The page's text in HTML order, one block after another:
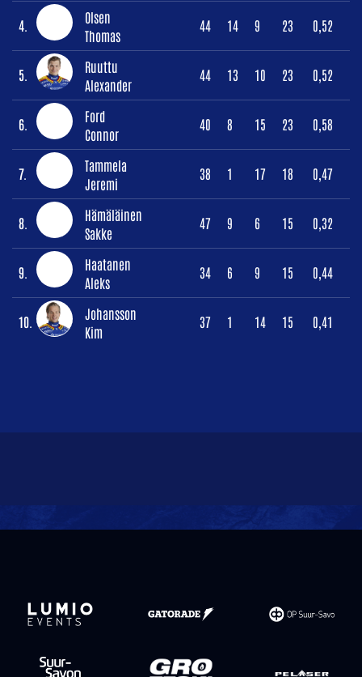
4.
Olsen
Thomas
44 14 9 23 0,52
5.
Ruuttu
Alexander
44 13 10 23 0,52
6.
Ford
Connor
40 8 15 23 0,58
7.
Tammela
Jeremi
38 1 17 18 0,47
8.
Hämäläinen
Sakke
47 9 6 15 0,32
9.
Haatanen
Aleks
34 6 9 15 0,44
10.
Johansson
Kim
37 1 14 15 0,41